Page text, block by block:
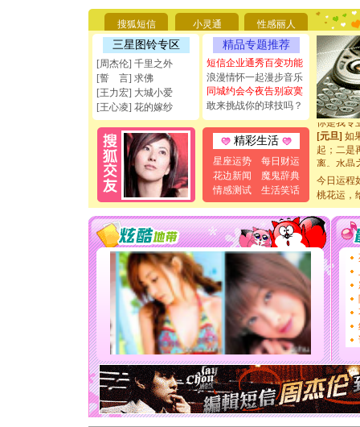
搜狐短信 小灵通 性感丽人
三星图铃专区
[周杰伦] 千里之外
[誓 言] 求佛
[王力宏] 大城小爱
[王心凌] 花的嫁纱
精品专题推荐
短信企业通秀百变功能
浪漫情怀一起漫步音乐
同城约会今夜告别寂寞
敢来挑战你的球技吗？
精彩生活
星座运势
每日财运
花边新闻
魔鬼辞典
情感测试
生活笑话
[圣诞节]
能正大光
天都要快
[圣诞节]
如意,快
[元旦]看
断电。爱
你是我专
[元旦]如
起；二是
离。水晶
[元旦]当
泣，这痛
卖了。水
[春节]风
颜！冬去
道一声
[春节] 传
片叶子
送你一
[圣诞节]
你太多
要平安
[圣诞节]
能正大
天都要快
[圣诞节]
如意,快
[元旦]看
断电。爱
今日运程
桃花运，